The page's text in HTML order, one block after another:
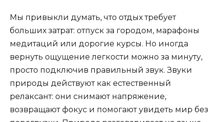
Мы привыкли думать, что отдых требует
больших затрат: отпуск за городом, марафоны
медитаций или дорогие курсы. Но иногда
вернуть ощущение легкости можно за минуту,
просто подключив правильный звук. Звуки
природы действуют как естественный
релаксант: они снимают напряжение,
возвращают фокус и помогают увидеть мир без